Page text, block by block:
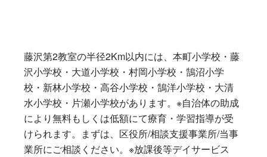
藤沢第2教室の半径2Km以内には、本町小学校・藤
沢小学校・大道小学校・村岡小学校・鵠沼小学
校・新林小学校・高谷小学校・鵠洋小学校・大清
水小学校・片瀬小学校があります。※自治体の助成
により無料もしくは低額にて療育・学習指導が受
けられます。まずは、区役所/相談支援事業所/当事
業所にご相談ください。※放課後等デイサービス